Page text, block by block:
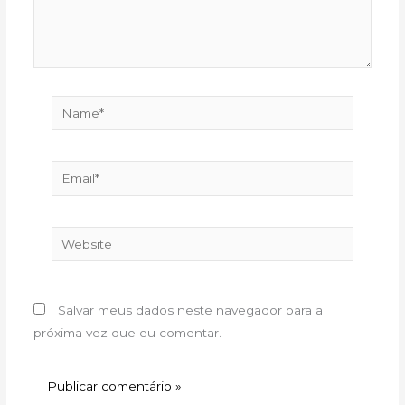
Website
Salvar meus dados neste navegador para a
próxima vez que eu comentar.